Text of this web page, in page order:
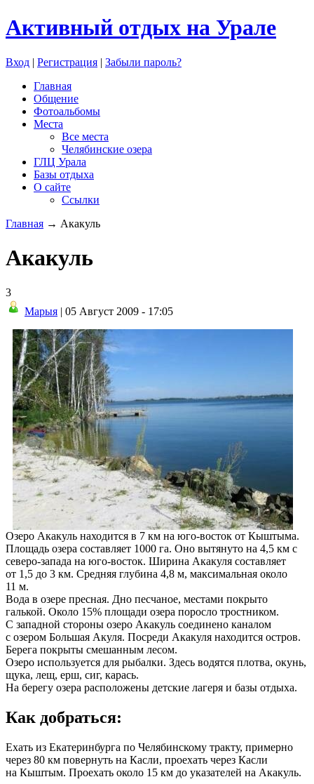
Активный отдых на Урале
Вход | Регистрация | Забыли пароль?
Главная
Общение
Фотоальбомы
Места
Все места
Челябинские озера
ГЛЦ Урала
Базы отдыха
О сайте
Ссылки
Главная → Акакуль
Акакуль
3
Марыя | 05 Август 2009 - 17:05
Озеро Акакуль находится в 7 км на юго-восток от Кыштыма.
Площадь озера составляет 1000 га. Оно вытянуто на 4,5 км с
северо-запада на юго-восток. Ширина Акакуля составляет
от 1,5 до 3 км. Средняя глубина 4,8 м, максимальная около
11 м.
Вода в озере пресная. Дно песчаное, местами покрыто
галькой. Около 15% площади озера поросло тростником.
С западной стороны озеро Акакуль соединено каналом
с озером Большая Акуля. Посреди Акакуля находится остров.
Берега покрыты смешанным лесом.
Озеро используется для рыбалки. Здесь водятся плотва, окунь,
щука, лещ, ерш, сиг, карась.
На берегу озера расположены детские лагеря и базы отдыха.
Как добраться:
Ехать из Екатеринбурга по Челябинскому тракту, примерно
через 80 км повернуть на Касли, проехать через Касли
на Кыштым. Проехать около 15 км до указателей на Акакуль.